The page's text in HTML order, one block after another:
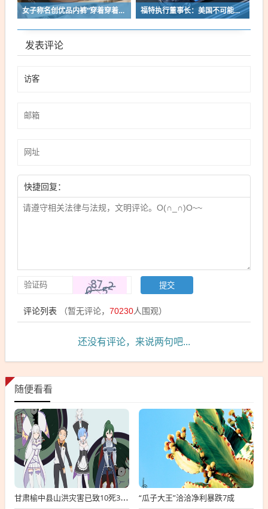
女子称名创优品内裤“穿着穿着掉了”让其颜面尽失 品牌方客服回应：已启动紧急调查 福特执行董事长：美国不可能永远把中国车企挡在门外 进来也有信心击败
发表评论
快捷回复：
评论列表 （暂无评论， 70230人围观）
还没有评论，来说两句吧...
随便看看
甘肃榆中县山洪灾害已致10死33失联 “瓜子大王”洽洽净利暴跌7成